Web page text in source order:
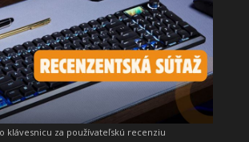
klávesnicu za používateľskú recenziu